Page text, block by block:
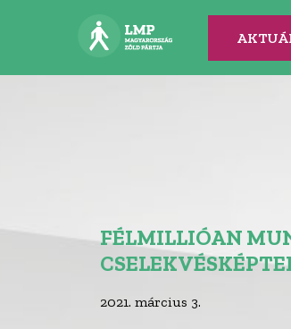
FÉLMILLIÓAN
2021. március 3.